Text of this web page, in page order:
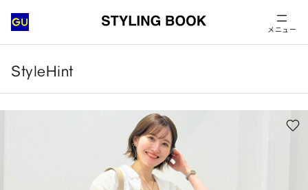
メニュー
StyleHint